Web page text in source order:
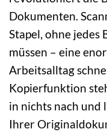
Dokumenten.
Stapel, ohne jedes
müssen – eine
Arbeitsalltag
Kopierfunktion
in nichts nach und
Ihrer